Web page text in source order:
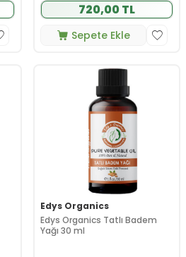
720,00 TL
Sepete Ekle
Edys Organics
Edys Organics Tatlı Badem
Yağı 30 ml